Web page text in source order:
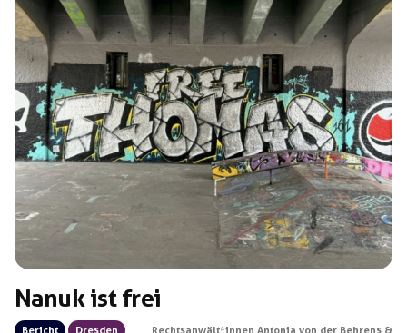
Nanuk ist frei
Bericht Dresden Rechtsanwält*innen Antonia von der Behrens &